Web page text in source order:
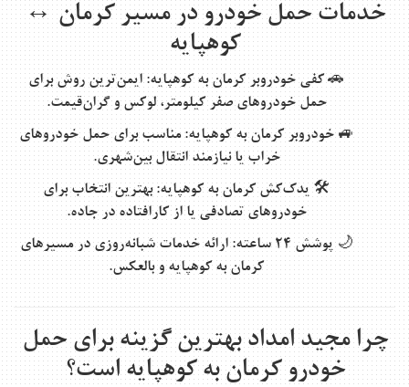
خدمات حمل خودرو در مسیر کرمان ↔
کوهپایه
🚗کفی خودروبر کرمان به کوهپایه: ایمن‌ترین روش برای
حمل خودروهای صفر کیلومتر، لوکس و گران‌قیمت.
🚙خودروبر کرمان به کوهپایه: مناسب برای حمل خودروهای
خراب یا نیازمند انتقال بین‌شهری.
🛠️ یدک‌کش کرمان به کوهپایه: بهترین انتخاب برای
خودروهای تصادفی یا از کارافتاده در جاده.
🌙پوشش ۲۴ ساعته
: ارائه خدمات شبانه‌روزی در مسیرهای
کرمان به کوهپایه و بالعکس.
چرا مجید امداد بهترین گزینه برای حمل
خودرو کرمان به کوهپایه است؟